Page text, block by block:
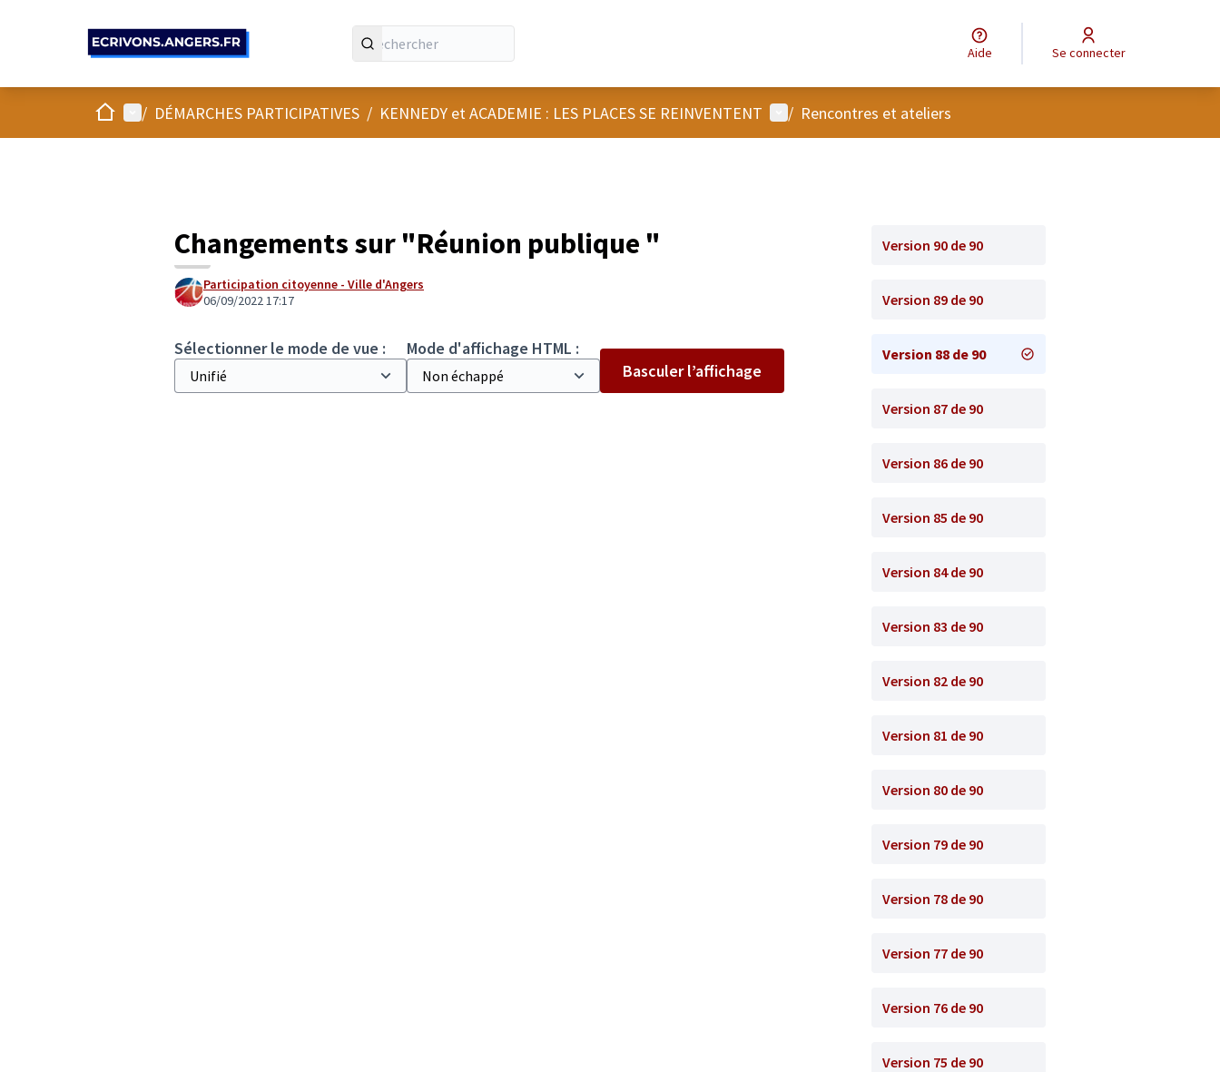
Aide Se connecter
AccueilMenu principal
/ DÉMARCHES PARTICIPATIVES / KENNEDY et ACADEMIE : LES PLACES SE REINVENTENT Menu utilisateur
/ Rencontres et ateliers
Changements sur "Réunion publique "
Participation citoyenne - Ville d'Angers
06/09/2022 17:17
Sélectionner le mode de vue :
Mode d'affichage HTML :
Basculer l’affichage
Version 90 de 90
Version 89 de 90
Version 88 de 90
Version 87 de 90
Version 86 de 90
Version 85 de 90
Version 84 de 90
Version 83 de 90
Version 82 de 90
Version 81 de 90
Version 80 de 90
Version 79 de 90
Version 78 de 90
Version 77 de 90
Version 76 de 90
Version 75 de 90